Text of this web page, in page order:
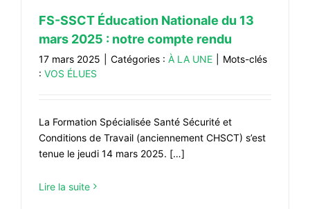
FS-SSCT Éducation Nationale du 13
mars 2025 : notre compte rendu
17 mars 2025 Catégories : À LA UNE
Mots-clés
: VOS ÉLUES
La Formation Spécialisée Santé Sécurité et
Conditions de Travail (anciennement CHSCT) s’est
tenue le jeudi 14 mars 2025. […]
Lire la suite